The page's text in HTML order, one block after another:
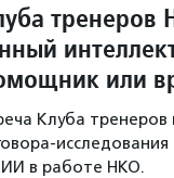
тренеров
или
Клуба тренеров
исследования
ИИ в работе НКО.